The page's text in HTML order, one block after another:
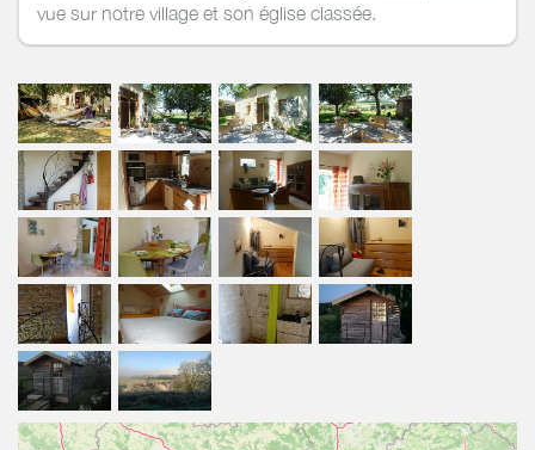
vue sur notre village et son église classée.